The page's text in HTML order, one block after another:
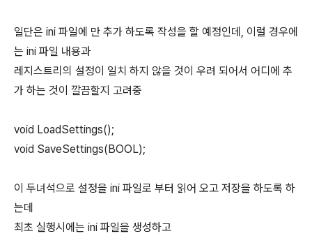
일단은 ini 파일에 만 추가 하도록 작성을 할 예정인데, 이럴 경우에
는 ini 파일 내용과
레지스트리의 설정이 일치 하지 않을 것이 우려 되어서 어디에 추
가 하는 것이 깔끔할지 고려중
void LoadSettings();
void SaveSettings(BOOL);
이 두녀석으로 설정을 ini 파일로 부터 읽어 오고 저장을 하도록 하
는데
최초 실행시에는 ini 파일을 생성하고